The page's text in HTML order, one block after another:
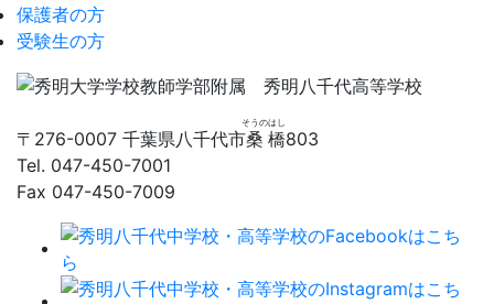
保護者の方
受験生の方
〒276-0007 千葉県八千代市桑
そうの
橋
はし
803
Tel. 047-450-7001
Fax 047-450-7009